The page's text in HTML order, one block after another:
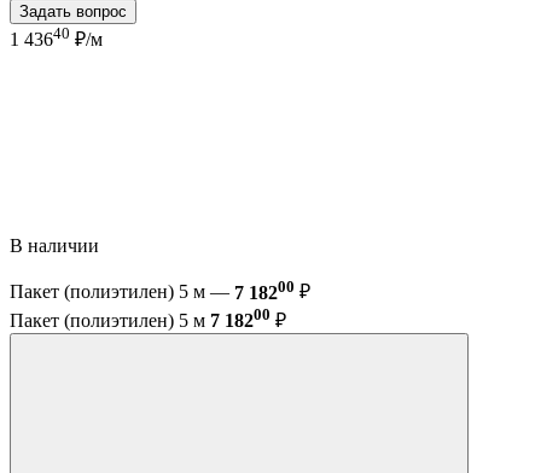
Задать вопрос
1 43640 ₽/м
В наличии
Пакет (полиэтилен) 5 м — 7 18200 ₽
Пакет (полиэтилен) 5 м 7 18200 ₽